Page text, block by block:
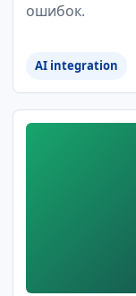
ошибок.
AI integration